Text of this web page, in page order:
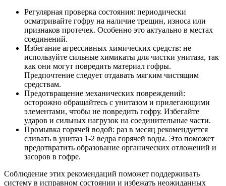
Регулярная проверка состояния: периодически
осматривайте гофру на наличие трещин, износа или
признаков протечек. Особенно это актуально в местах
соединений.
Избегание агрессивных химических средств: не
используйте сильные химикаты для чистки унитаза, так
как они могут повредить материал гофры.
Предпочтение следует отдавать мягким чистящим
средствам.
Предотвращение механических повреждений:
осторожно обращайтесь с унитазом и прилегающими
элементами, чтобы не повредить гофру. Избегайте
ударов и сильных нагрузок на соединительные части.
Промывка горячей водой: раз в месяц рекомендуется
сливать в унитаз 1-2 ведра горячей воды. Это поможет
предотвратить образование органических отложений и
засоров в гофре.
Соблюдение этих рекомендаций поможет поддерживать
систему в исправном состоянии и избежать неожиданных